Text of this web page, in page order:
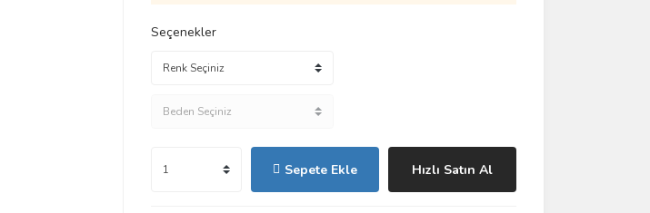
Seçenekler
Sepete Ekle Hızlı Satın Al